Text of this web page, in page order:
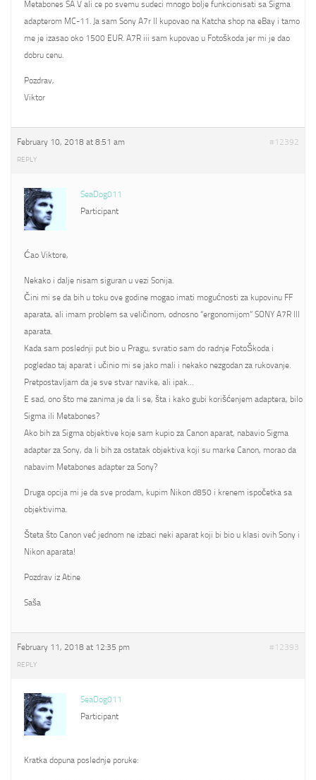
Metabones SA V ali ce po svemu sudeci mnogo bolje funkcionisati sa Sigma
adapterom MC-11. Ja sam Sony A7r II kupovao na Katcha shop na eBay i tamo
me je izasao oko 1500 EUR. A7R iii sam kupovao u Fotoškoda jer mi je dao
dobru cenu.
Pozdrav,
Viktor
February 10, 2018 at 8:51 am #12392
REPLY
SeaDog011
Participant
Ćao Viktore,
Nekako i dalje nisam siguran u vezi Sonija.
Čini mi se da bih u toku ove godine mogao imati mogućnosti za kupovinu FF
aparata, ali imam problem sa veličinom, odnosno “ergonomijom” SONY A7R III
aparata.
Kada sam poslednji put bio u Pragu, svratio sam do radnje FotoŠkoda i
pogledao taj aparat i učinio mi se jako mali i nekako nezgodan za rukovanje.
Pretpostavljam da je sve stvar navike, ali ipak…
E sad, ono što me zanima je da li se, šta i kako gubi korišćenjem adaptera, bilo
Sigma ili Metabones?
Ako bih za Sigma objektive koje sam kupio za Canon aparat, nabavio Sigma
adapter za Sony, da li bih za ostatak objektiva koji su marke Canon, morao da
nabavim Metabones adapter za Sony?
Druga opcija mi je da sve prodam, kupim Nikon d850 i krenem ispočetka sa
objektivima.
Šteta što Canon već jednom ne izbaci neki aparat koji bi bio u klasi ovih Sony i
Nikon aparata!
Pozdrav iz Atine
Saša
February 11, 2018 at 12:35 pm #12393
REPLY
SeaDog011
Participant
Kratka dopuna poslednje poruke: